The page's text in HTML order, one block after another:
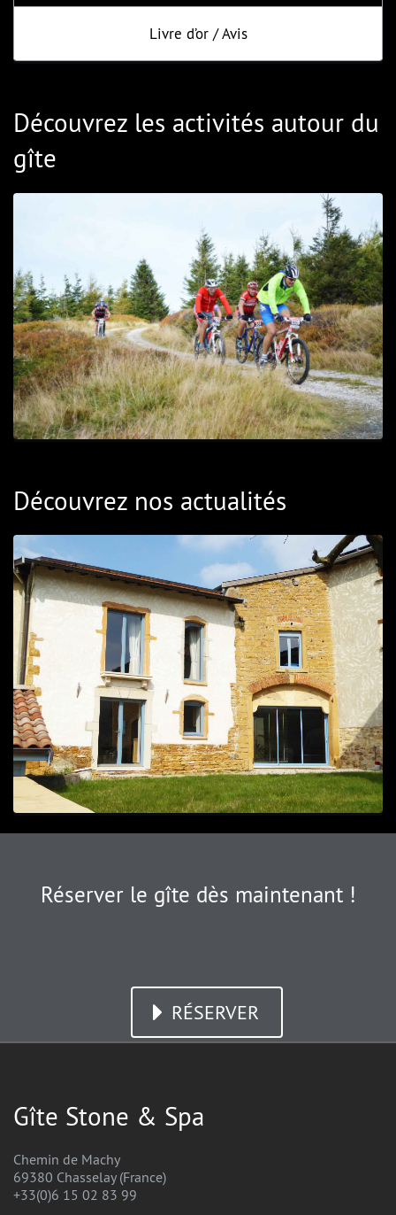
Livre d’or / Avis
Découvrez les activités autour du
gîte
Découvrez nos actualités
Réserver le gîte dès maintenant !
RÉSERVER
Gîte Stone & Spa
Chemin de Machy
69380 Chasselay (France)
+33(0)6 15 02 83 99